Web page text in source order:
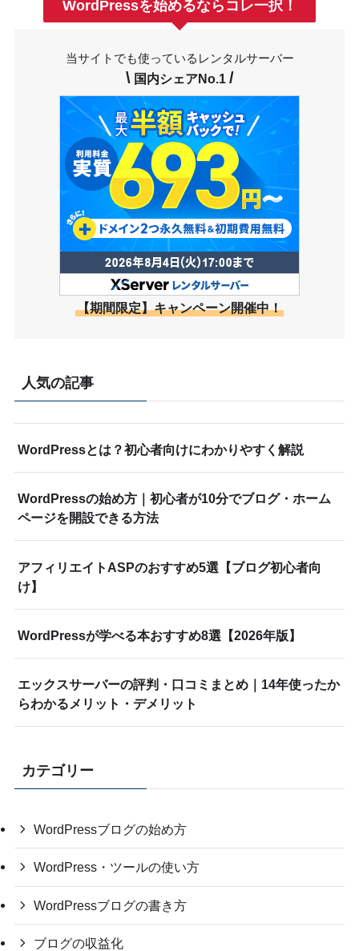
WordPressを始めるならコレ一択！
当サイトでも使っているレンタルサーバー
\ 国内シェアNo.1 /
【期間限定】キャンペーン開催中！
人気の記事
WordPressとは？初心者向けにわかりやすく解説
WordPressの始め方｜初心者が10分でブログ・ホーム
ページを開設できる方法
アフィリエイトASPのおすすめ5選【ブログ初心者向
け】
WordPressが学べる本おすすめ8選【2026年版】
エックスサーバーの評判・口コミまとめ｜14年使ったか
らわかるメリット・デメリット
カテゴリー
WordPressブログの始め方
WordPress・ツールの使い方
WordPressブログの書き方
ブログの収益化